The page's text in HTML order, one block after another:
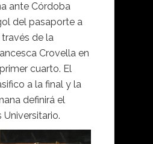
ante Córdoba
del pasaporte a
de la
Crovella en
cuarto. El
a la final y la
definirá el